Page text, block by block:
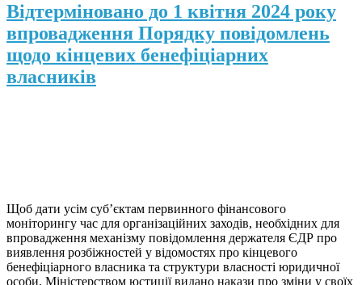
Відтерміновано до 1 квітня 2024 року
впровадження Порядку повідомлень
щодо кінцевих бенефіціарних
власників
Щоб дати усім суб’єктам первинного фінансового
моніторингу час для організаційних заходів, необхідних для
впровадження механізму повідомлення держателя ЄДР про
виявлення розбіжностей у відомостях про кінцевого
бенефіціарного власника та структури власності юридичної
особи, Міністерством юстиції видано накази про зміни у своїх